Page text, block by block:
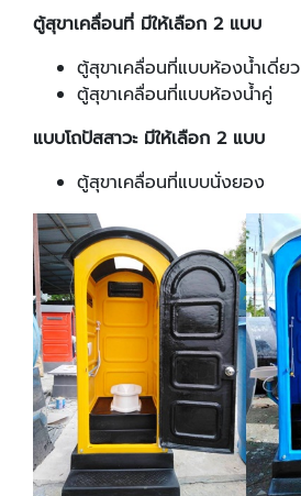
ตู้สุขาเคลื่อนที่ มีให้เลือก 2 แบบ
ตู้สุขาเคลื่อนที่แบบห้องน้ำเดี่ยว
ตู้สุขาเคลื่อนที่แบบห้องน้ำคู่
แบบโถปัสสาวะ มีให้เลือก 2 แบบ
ตู้สุขาเคลื่อนที่แบบนั่งยอง